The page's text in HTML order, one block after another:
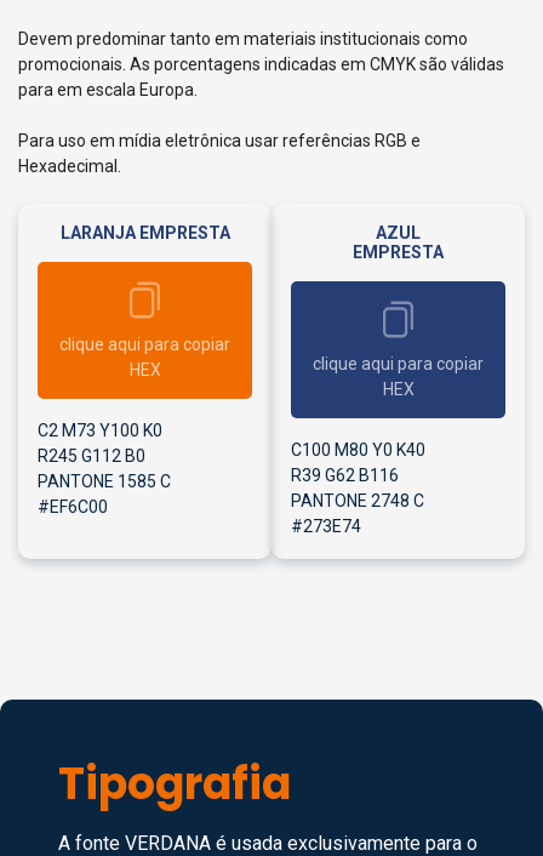
Devem predominar tanto em materiais institucionais como
promocionais. As porcentagens indicadas em CMYK são válidas
para em escala Europa.
Para uso em mídia eletrônica usar referências RGB e
Hexadecimal.
LARANJA EMPRESTA
clique aqui para copiar
HEX
C2 M73 Y100 K0
R245 G112 B0
PANTONE 1585 C
#EF6C00
AZUL
EMPRESTA
clique aqui para copiar
HEX
C100 M80 Y0 K40
R39 G62 B116
PANTONE 2748 C
#273E74
Tipografia
A fonte VERDANA é usada exclusivamente para o